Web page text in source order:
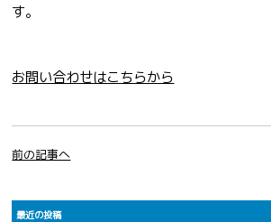
す。
お問い合わせはこちらから
前の記事へ
最近の投稿